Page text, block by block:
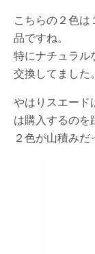
こちらの２色
品ですね。
特にナチュラル
交換してました。
やはりスエード
は購入するのを
２色が山積みだ